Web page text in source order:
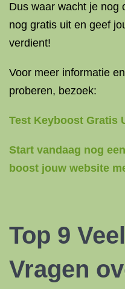
Dus waar wacht je nog
nog gratis uit en geef
verdient!
Voor meer informatie
proberen, bezoek:
Test Keyboost Gratis
Start vandaag nog
boost jouw website
Top 9
Vragen